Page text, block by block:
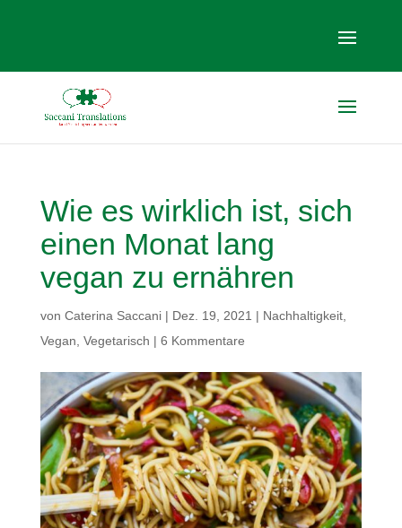
Wie es wirklich ist, sich
einen Monat lang
vegan zu ernähren
von Caterina Saccani| Dez. 19, 2021 | Nachhaltigkeit,
Vegan Vegetarisch | 6 Kommentare